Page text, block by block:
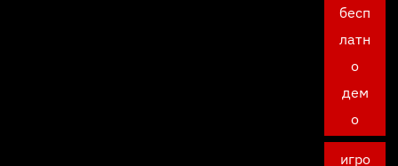
бесп
латн
о
дем
о
игро